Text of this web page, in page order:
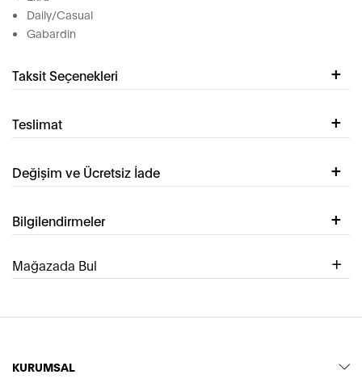
Daily/Casual
Gabardin
Taksit Seçenekleri
Teslimat
Değişim ve Ücretsiz İade
Bilgilendirmeler
Mağazada Bul
KURUMSAL